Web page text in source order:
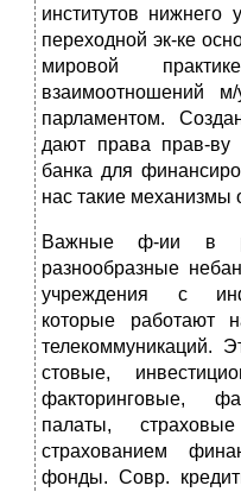
институтов нижнего
переходной эк-ке
мировой
взаимоотношений
парламентом.
дают права прав-ву
банка для
нас такие механизмы
Важные ф-ии в
разнообразные
учреждения с
которые работа­ют
телекоммуникаций.
стовые,
факторинговые,
палаты,
страхованием
фонды. Совр.